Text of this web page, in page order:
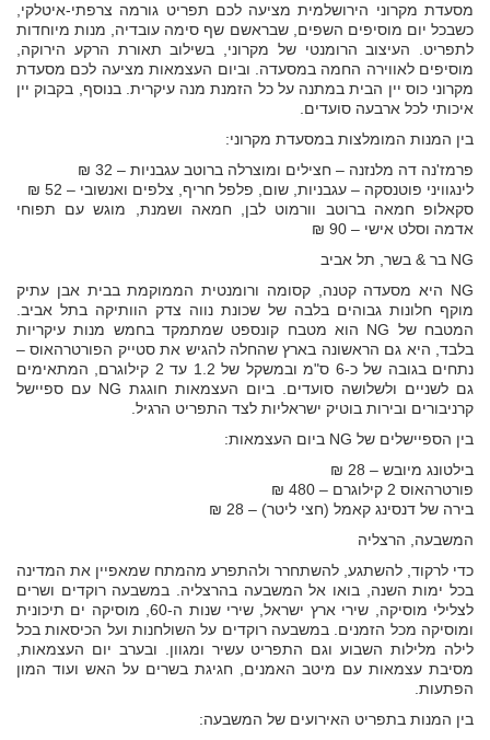
מסעדת מקרוני הירושלמית מציעה לכם תפריט גורמה צרפתי-איטלקי,
כשבכל יום מוסיפים השפים, שבראשם שף סימה עובדיה, מנות מיוחדות
לתפריט. העיצוב הרומנטי של מקרוני, בשילוב תאורת הרקע הירוקה,
מוסיפים לאווירה החמה במסעדה. וביום העצמאות מציעה לכם מסעדת
מקרוני כוס יין הבית במתנה על כל הזמנת מנה עיקרית. בנוסף, בקבוק יין
איכותי לכל ארבעה סועדים.
בין המנות המומלצות במסעדת מקרוני:
פרמז'נה דה מלנזנה – חצילים ומוצרלה ברוטב עגבניות – 32 ₪
לינגוויני פוטנסקה – עגבניות, שום, פלפל חריף, צלפים ואנשובי – 52 ₪
סקאלופ חמאה ברוטב וורמוט לבן, חמאה ושמנת, מוגש עם תפוחי
אדמה וסלט אישי – 90 ₪
NG בר & בשר, תל אביב
NG היא מסעדה קטנה, קסומה ורומנטית הממוקמת בבית אבן עתיק
מוקף חלונות גבוהים בלבה של שכונת נווה צדק הוותיקה בתל אביב.
המטבח של NG הוא מטבח קונספט שמתמקד בחמש מנות עיקריות
בלבד, היא גם הראשונה בארץ שהחלה להגיש את סטייק הפורטרהאוס –
נתחים בגובה של כ-6 ס"מ ובמשקל של 1.2 עד 2 קילוגרם, המתאימים
גם לשניים ולשלושה סועדים. ביום העצמאות חוגגת NG עם ספיישל
קרניבורים ובירות בוטיק ישראליות לצד התפריט הרגיל.
בין הספיישלים של NG ביום העצמאות:
בילטונג מיובש – 28 ₪
פורטרהאוס 2 קילוגרם – 480 ₪
בירה של דנסינג קאמל (חצי ליטר) – 28 ₪
המשבעה, הרצליה
כדי לרקוד, להשתגע, להשתחרר ולהתפרע מהמתח שמאפיין את המדינה
בכל ימות השנה, בואו אל המשבעה בהרצליה. במשבעה רוקדים ושרים
לצלילי מוסיקה, שירי ארץ ישראל, שירי שנות ה-60, מוסיקה ים תיכונית
ומוסיקה מכל הזמנים. במשבעה רוקדים על השולחנות ועל הכיסאות בכל
לילה מלילות השבוע וגם התפריט עשיר ומגוון. ובערב יום העצמאות,
מסיבת עצמאות עם מיטב האמנים, חגיגת בשרים על האש ועוד המון
הפתעות.
בין המנות בתפריט האירועים של המשבעה: